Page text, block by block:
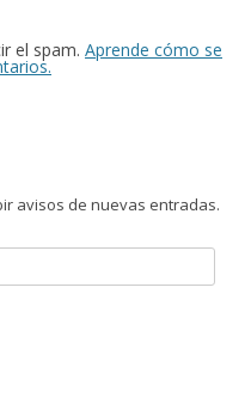
el spam. Aprende cómo se
avisos de nuevas entradas.